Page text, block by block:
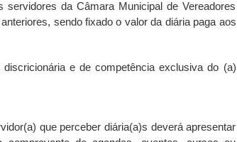
da Câmara Municipal de Vereadores
sendo fixado o valor da diária paga aos
e de competência exclusiva do (a)
que perceber diária(a)s deverá apresentar